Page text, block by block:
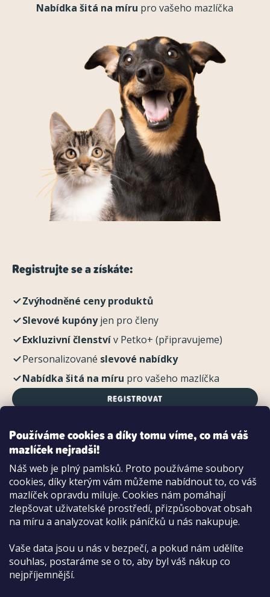
Používáme cookies a díky tomu víme, co má váš
mazlíček nejradši!
Náš web je plný pamlsků. Proto používáme soubory
cookies, díky kterým vám můžeme nabídnout to, co váš
mazlíček opravdu miluje. Cookies nám pomáhají
zlepšovat uživatelské prostředí, přizpůsobovat obsah
na míru a analyzovat kolik páníčků u nás nakupuje.
Vaše data jsou u nás v bezpečí, a pokud nám udělíte
souhlas, postaráme se o to, aby byl váš nákup co
nejpříjemnější.
Nabídka šitá na míru pro vašeho mazlíčka
Registrujte se a získáte:
Zvýhodněné ceny produktů
Slevové kupónyjen pro členy
Exkluzivní členstvív Petko+ (připravujeme)
Personalizované slevové nabídky
Nabídka šitá na míru pro vašeho mazlíčka
REGISTROVAT
Možnosti platby:
Dobírkou
Hotově i kartou na pobočce